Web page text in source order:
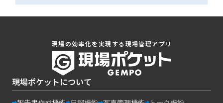
現場の効率化を実現する現場管理アプリ
現場ポケットについて